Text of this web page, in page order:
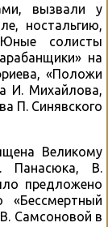
вызвали у
ностальгию,
солисты
на
«Положи
И. Михайлова,
П. Синявского
Великому
Панасюка, В.
предложено
Самсоновой в